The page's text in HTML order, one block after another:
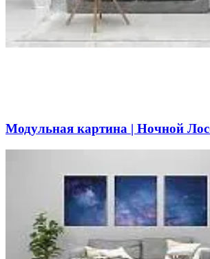
Модульная картина | Ночной